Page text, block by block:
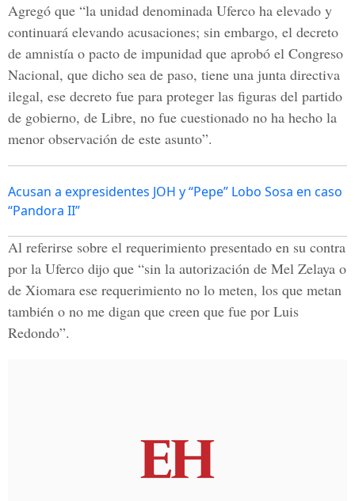
Agregó que “la unidad denominada Uferco ha elevado y
continuará elevando acusaciones; sin embargo, el decreto
de amnistía o pacto de impunidad que aprobó el Congreso
Nacional, que dicho sea de paso, tiene una junta directiva
ilegal, ese decreto fue para proteger las figuras del partido
de gobierno, de Libre, no fue cuestionado no ha hecho la
menor observación de este asunto”.
Acusan a expresidentes JOH y “Pepe” Lobo Sosa en caso
“Pandora II”
Al referirse sobre el requerimiento presentado en su contra
por la Uferco dijo que “sin la autorización de Mel Zelaya o
de Xiomara ese requerimiento no lo meten, los que metan
también o no me digan que creen que fue por Luis
Redondo”.